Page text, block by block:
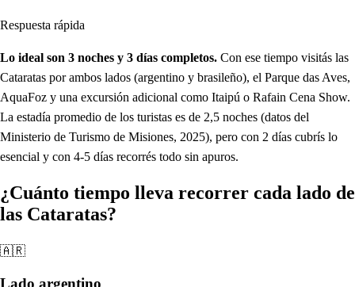
Respuesta rápida
Lo ideal son 3 noches y 3 días completos. Con ese tiempo visitás las
Cataratas por ambos lados (argentino y brasileño), el Parque das Aves,
AquaFoz y una excursión adicional como Itaipú o Rafain Cena Show.
La estadía promedio de los turistas es de 2,5 noches (datos del
Ministerio de Turismo de Misiones, 2025), pero con 2 días cubrís lo
esencial y con 4-5 días recorrés todo sin apuros.
¿Cuánto tiempo lleva recorrer cada lado de
las Cataratas?
🇦🇷